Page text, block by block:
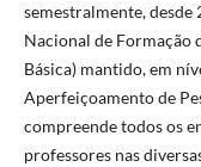
semestralmente,
Nacional de Formação
Básica) mantido, em
Aperfeiçoamento de
compreende todos os
professores nas